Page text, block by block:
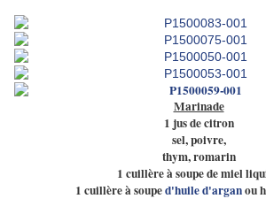
Marinade
1 jus de citron
sel, poivre,
thym, romarin
1 cuillère à soupe de miel
1 cuillère à souped'huile d'arganou